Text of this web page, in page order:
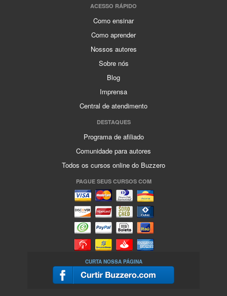
ACESSO RÁPIDO
Como ensinar
Como aprender
Nossos autores
Sobre nós
Blog
Imprensa
Central de atendimento
DESTAQUES
Programa de afiliado
Comunidade para autores
Todos os cursos online do Buzzero
PAGUE SEUS CURSOS COM
CURTA NOSSA PÁGINA